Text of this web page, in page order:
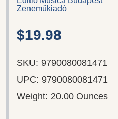
Zeneműkiadó
$19.98
SKU: 9790080081471
UPC: 9790080081471
Weight: 20.00 Ounces